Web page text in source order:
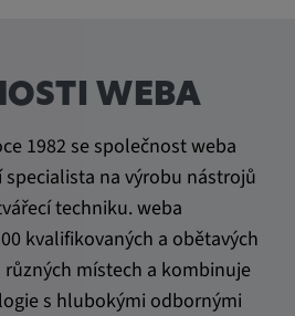
WEBA
1982 se společnost weba
na výrobu nástrojů
techniku. weba
kvalifikovaných a obětavých
místech a kombinuje
s hlubokými odbornými